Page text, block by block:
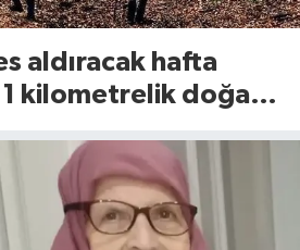
aldıracak hafta
kilometrelik doğa